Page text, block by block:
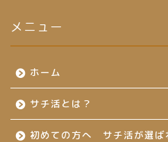
メニュー
ホーム
サチ活とは？
初めての方へ サチ活が選ば